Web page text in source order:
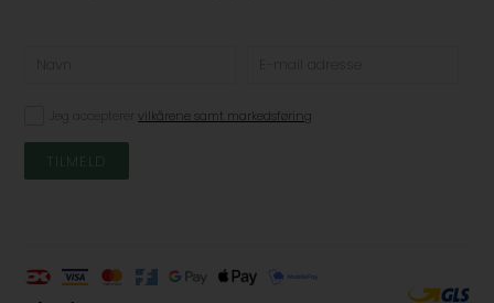
Jeg accepterervilkårene samt markedsføring